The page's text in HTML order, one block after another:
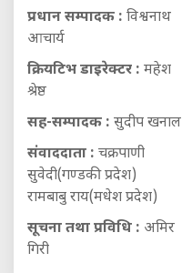
प्रधान सम्पादक : विश्वनाथ
आचार्य
क्रियटिभ डाइरेक्टर : महेश
श्रेष्ठ
सह-सम्पादक : सुदीप खनाल
संवाददाता : चक्रपाणी
सुवेदी(गण्डकी प्रदेश)
रामबाबु राय(मधेश प्रदेश)
सूचना तथा प्रविधि : अमिर
गिरी